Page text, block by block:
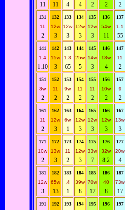
11 11 4 4 2 2 2
131
11
2
132
12w
3
133
12w
3
134
12w
3
135
12w
3
136
54w
11
137
1.1
55
141
1.4
1:10
142
15w
3
143
1.3
65
144
25w
5
145
14w
3
146
18w
4
147
11
2
151
8w
2
152
11
2
153
9w
2
154
11
2
155
11
2
156
10w
2
157
9
2
161
11
2
162
12w
3
163
6w
1
164
12w
3
165
12w
3
166
12w
3
167
13w
3
171
10w
2
172
13w
3
173
11
2
174
12w
3
175
33w
7
176
32w
8.2
177
20w
4
181
12w
3
182
65w
13
183
.4
1
184
39w
8
185
70w
17
186
40
8
187
73w
17
191
192
193
194
195
196
197